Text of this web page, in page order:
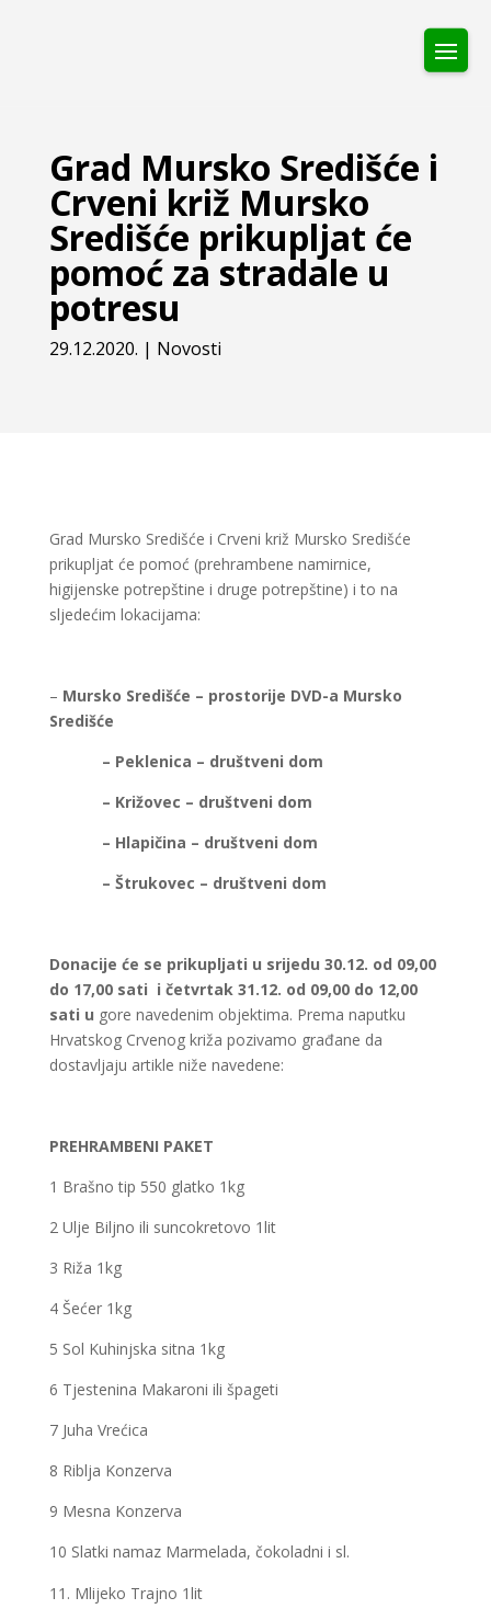
Grad Mursko Središće i
Crveni križ Mursko
Središće prikupljat će
pomoć za stradale u
potresu
29.12.2020. | Novosti
Grad Mursko Središće i Crveni križ Mursko Središće
prikupljat će pomoć (prehrambene namirnice,
higijenske potrepštine i druge potrepštine) i to na
sljedećim lokacijama:
– Mursko Središće – prostorije DVD-a Mursko
Središće
– Peklenica – društveni dom
– Križovec – društveni dom
– Hlapičina – društveni dom
– Štrukovec – društveni dom
Donacije će se prikupljati u srijedu 30.12. od 09,00
do 17,00 sati i četvrtak 31.12. od 09,00 do 12,00
sati u gore navedenim objektima. Prema naputku
Hrvatskog Crvenog križa pozivamo građane da
dostavljaju artikle niže navedene:
PREHRAMBENI PAKET
1 Brašno tip 550 glatko 1kg
2 Ulje Biljno ili suncokretovo 1lit
3 Riža 1kg
4 Šećer 1kg
5 Sol Kuhinjska sitna 1kg
6 Tjestenina Makaroni ili špageti
7 Juha Vrećica
8 Riblja Konzerva
9 Mesna Konzerva
10 Slatki namaz Marmelada, čokoladni i sl.
Mlijeko Trajno 1lit